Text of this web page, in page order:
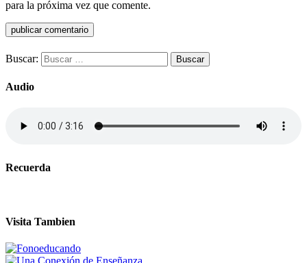
para la próxima vez que comente.
Buscar:
Audio
Recuerda
Visita Tambien